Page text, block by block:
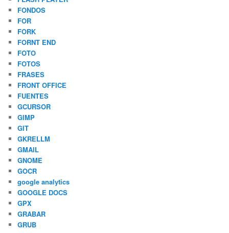
FONDOS
FOR
FORK
FORNT END
FOTO
FOTOS
FRASES
FRONT OFFICE
FUENTES
GCURSOR
GIMP
GIT
GKRELLM
GMAIL
GNOME
GOCR
google analytics
GOOGLE DOCS
GPX
GRABAR
GRUB